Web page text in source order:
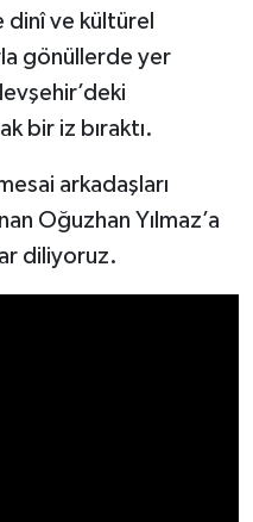
dinî ve kültürel
gönüllerde yer
bir iz bıraktı.
arkadaşları
Oğuzhan Yılmaz’a
diliyoruz.